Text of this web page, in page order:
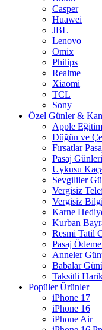
Casper
Huawei
JBL
Lenovo
Omix
Philips
Realme
Xiaomi
TCL
Sony
Özel Günler &
Apple Eğitim
Düğün ve
Fırsatlar
Pasaj Günleri
Uykusu
Sevgililer
Vergisiz
Vergisiz
Karne
Kurban
Resmi Tatil
Pasaj
Anneler
Babalar
Taksitli
Popüler Ürünler
iPhone 17
iPhone 16
iPhone Air